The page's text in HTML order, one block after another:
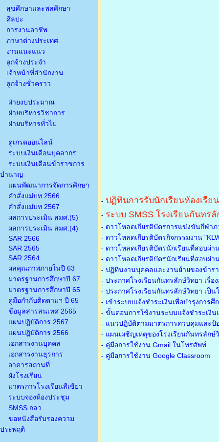
สุขศึกษาและพลศึกษา
ศิลปะ
การงานอาชีพ
ภาษาต่างประเทศ
งานแนะแนว
ลูกจ้างประจำ
เจ้าหน้าที่สำนักงาน
ลูกจ้างชั่วคราว
ฝ่ายงบประมาณ
ฝ่ายบริหารวิชาการ
ฝ่ายบริหารทั่วไป
ดูเกรดออนไลน์
ระบบเงินเดือนบุคลากร
ระบบเงินเดือนข้าราชการ
บำนาญ
แผนพัฒนาการจัดการศึกษา
คำสั่งแม่บท 2566
คำสั่งแม่บท 2567
ผลการประเมิน สมศ.(5)
ผลการประเมิน สมศ.(4)
SAR 2566
SAR 2565
SAR 2564
ผลคุณภาพภายในปี 63
มาตรฐานการศึกษาปี 67
มาตรฐานการศึกษาปี 65
คู่มือกำกับติดตามฯ ปี 65
ข้อมูลสารสนเทศ 2565
แผนปฏิบัติการ 2567
แผนปฏิบัติการ 2566
เอกสารงานบุคคล
เอกสารงานธุรการ
อาคารสถานที่
ผังโรงเรียน
มาตรการโรงเรียนสีเขียว
ระบบจองห้องประชุม
SMSS กลว
ขอหนังสือรับรองความ
ประพฤติ
- ปฏิทินการรับนักเรียนห้องเรีย
- ระบบ SMSS โรงเรียนกันทร
- ดาวโหลดเกียรติบัตรการแข่งขันกีฬา
- ดาวโหลดเกียรติบัตรกิจกรรมงาน
- ดาวโหลดเกียรติบัตรนักเรียนที่สอบผ่
- ดาวโหลดเกียรติบัตรนักเรียนที่สอบผ่
- ปฏิทินงานบุคคลและงานย้ายของข้าร
- ประกาศโรงเรียนกันทรลักษ์วิทยา เรื่
- ประกาศโรงเรียนกันทรลักษ์วิทยา เป็
- เข้าระบบแจ้งชำระเงินเพื่อบำรุงการศึ
- ขั้นตอนการใช้งานระบบแจ้งชำระเงิน
- แนวปฏิบัติตามมาตรการควบคุมและป้
- แผนเผชิญเหตุของโรงเรียนกันทรลัก
- คู่มือการใช้งาน Gmail ในโทรศัพท์
- คู่มือการใช้งาน Google Classroom